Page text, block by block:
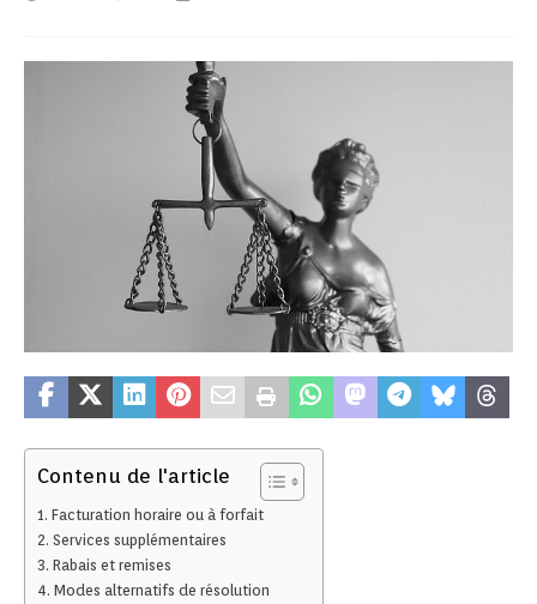
Contenu de l'article
Facturation horaire ou à forfait
Services supplémentaires
Rabais et remises
Modes alternatifs de résolution